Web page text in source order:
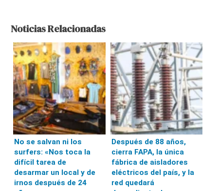
Noticias Relacionadas
No se salvan ni los
surfers: «Nos toca la
difícil tarea de
desarmar un local y de
irnos después de 24
Después de 88 años,
cierra FAPA, la única
fábrica de aisladores
eléctricos del país, y la
red quedará